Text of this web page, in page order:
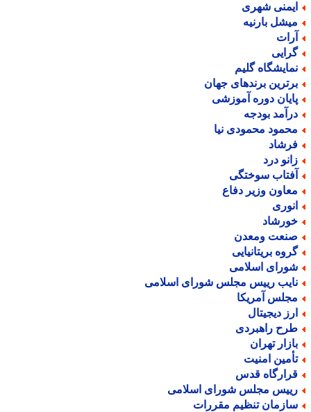
شهری
بارنیه
گلیم
برندهای جهان
دوره آموزشی
بودجه
محمودی نیا
درد
سوختگی
وزیر دفاع
ومعدن
بریتانیایی
اسلامی
رییس مجلس شورای اسلامی
آمریکا
دیجیتال
راهبردی
تهران
امنیت
قدس
مجلس شورای اسلامی
تنظیم مقررات